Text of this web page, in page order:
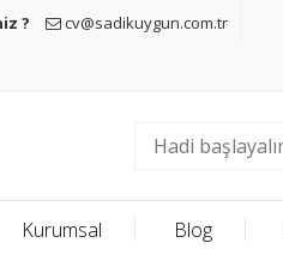
? cv@sadikuygun.com.tr
Kurumsal Blog